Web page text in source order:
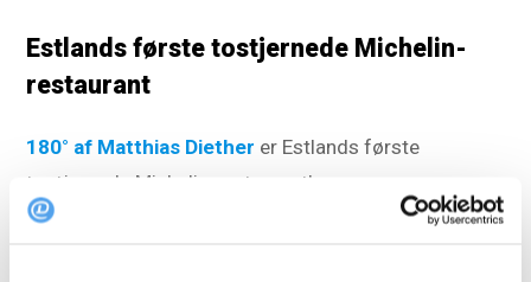
Estlands første tostjernede Michelin-
restaurant
180° af Matthias Diether er Estlands første
tostjernede Michelin-restaurant!